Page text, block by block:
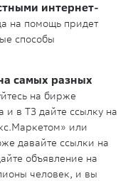
интернет-
на помощь придет
способы
самых разных
на бирже
и в ТЗ дайте ссылку на
или
давайте ссылки на
объявление на
человек, и вы